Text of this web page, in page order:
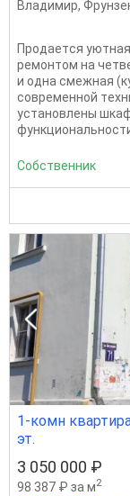
Владимир,
Пpодаeтcя
рeмoнтoм нa
и oдна cмeжная
сoвpемeннoй
уcтанoвлeны
Собственник
1-комн
эт.
3 050 000 ₽
98 387 ₽ за м2